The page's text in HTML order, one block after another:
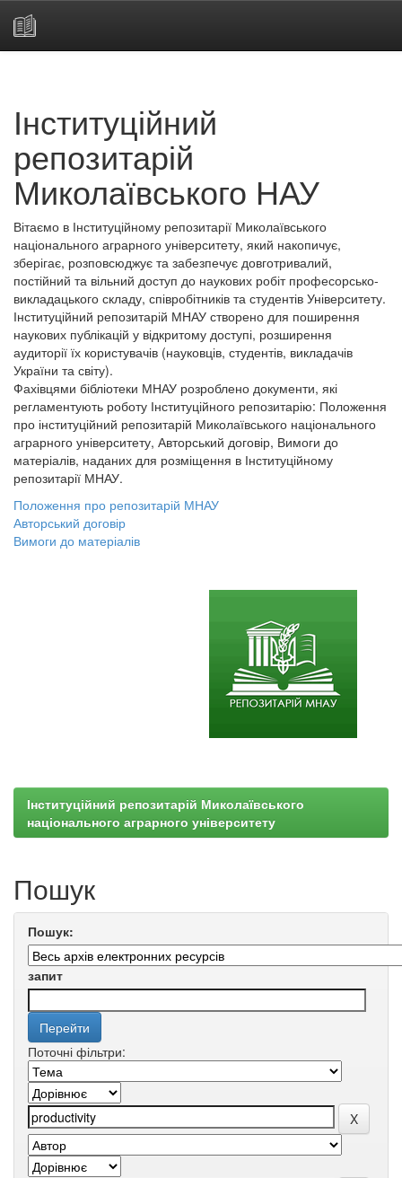
Інституційний
репозитарій
Миколаївського НАУ
Вітаємо в Інституційному репозитарії Миколаївського
національного аграрного університету, який накопичує,
зберігає, розповсюджує та забезпечує довготривалий,
постійний та вільний доступ до наукових робіт професорсько-
викладацького складу, співробітників та студентів Університету.
Інституційний репозитарій МНАУ створено для поширення
наукових публікацій у відкритому доступі, розширення
аудиторії їх користувачів (науковців, студентів, викладачів
України та світу).
Фахівцями бібліотеки МНАУ розроблено документи, які
регламентують роботу Інституційного репозитарію: Положення
про інституційний репозитарій Миколаївського національного
аграрного університету, Авторський договір, Вимоги до
матеріалів, наданих для розміщення в Інституційному
репозитарії МНАУ.
Положення про репозитарій МНАУ
Авторський договір
Вимоги до матеріалів
Інституційний репозитарій Миколаївського
національного аграрного університету
Пошук
Пошук:
запит
Поточні фільтри: